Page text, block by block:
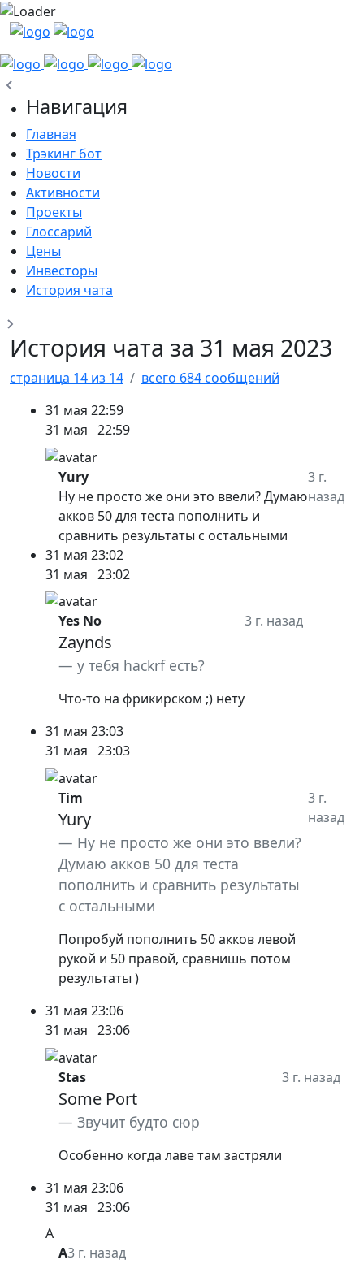
Навигация
Главная
Трэкинг бот
Новости
Активности
Проекты
Глоссарий
Цены
Инвесторы
История чата
История чата за 31 мая 2023
страница 14 из 14
всего 684 сообщений
31 мая 22:59
31 мая 22:59
Yury
Ну не просто же они это ввели? Думаю
акков 50 для теста пополнить и
сравнить результаты с остальными
3 г.
назад
31 мая 23:02
31 мая 23:02
Yes No
Zaynds
у тебя hackrf есть?
Что-то на фрикирском ;) нету
3 г. назад
31 мая 23:03
31 мая 23:03
Tim
Yury
Ну не просто же они это ввели?
Думаю акков 50 для теста
пополнить и сравнить результаты
с остальными
Попробуй пополнить 50 акков левой
рукой и 50 правой, сравнишь потом
результаты )
3 г.
назад
31 мая 23:06
31 мая 23:06
Stas
Some Port
Звучит будто сюр
Особенно когда лаве там застряли
3 г. назад
31 мая 23:06
31 мая 23:06
A
A3 г. назад